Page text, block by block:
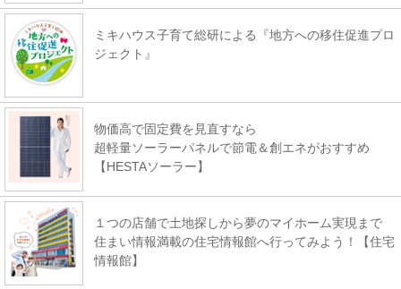
ミキハウス子育て総研による『地方への移住促進プロ
ジェクト』
物価高で固定費を見直すなら
超軽量ソーラーパネルで節電＆創エネがおすすめ
【HESTAソーラー】
１つの店舗で土地探しから夢のマイホーム実現まで
住まい情報満載の住宅情報館へ行ってみよう！【住宅
情報館】